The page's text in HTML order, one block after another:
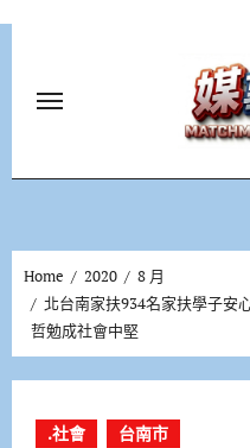
Home 2020
8 月
北台南家扶934名家扶學子安
哲勉成社會中堅
.社會 台南市